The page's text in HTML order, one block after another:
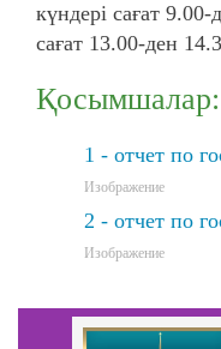
күндері сағат 9.00-
сағат 13.00-ден
Қосымшалар:
1 - отчет по
Изображение
2 - отчет по
Изображение